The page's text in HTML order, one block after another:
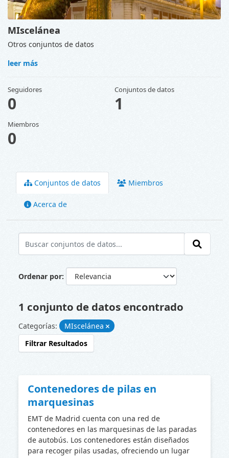
Conjuntos de datos Miembros
Acerca de
Ordenar por
1 conjunto de datos encontrado
Categorías:
MIscelánea
Filtrar Resultados
Contenedores de pilas en
marquesinas
EMT de Madrid cuenta con una red de
contenedores en las marquesinas de las paradas
de autobús. Los contenedores están diseñados
para recoger pilas usadas, ofreciendo un lugar
MIscelánea
Otros conjuntos de datos
leer más
Seguidores
0
Conjuntos de datos
1
Miembros
0